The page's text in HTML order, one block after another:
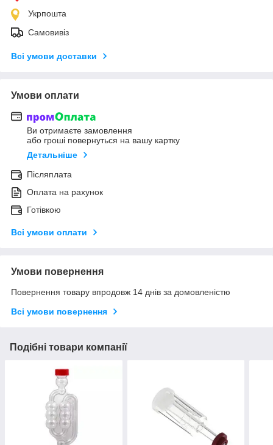
Укрпошта
Самовивіз
Всі умови доставки
Умови оплати
Ви отримаєте замовлення
або гроші повернуться на вашу картку
Детальніше
Післяплата
Оплата на рахунок
Готівкою
Всі умови оплати
Умови повернення
Повернення товару впродовж 14 днів за домовленістю
Всі умови повернення
Подібні товари компанії